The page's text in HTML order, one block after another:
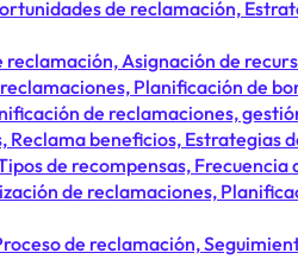
de reclamación,
Asignación de
Planificación de
de reclamaciones,
Reclama beneficios, Estrategias
de recompensas, Frecuencia
de reclamaciones,
de reclamación,